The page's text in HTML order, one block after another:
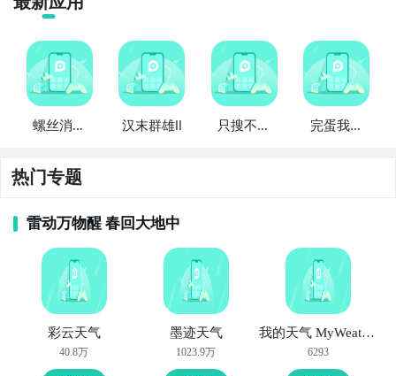
螺丝消消
汉末群雄Ⅱ
只搜不打
完蛋我被
热门专题
雷动万物醒 春回大地中
彩云天气
40.8万
墨迹天气
1023.9万
我的天气 MyWeather
6293